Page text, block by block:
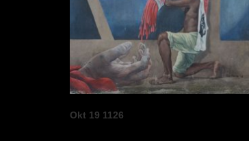
Okt 19 1126